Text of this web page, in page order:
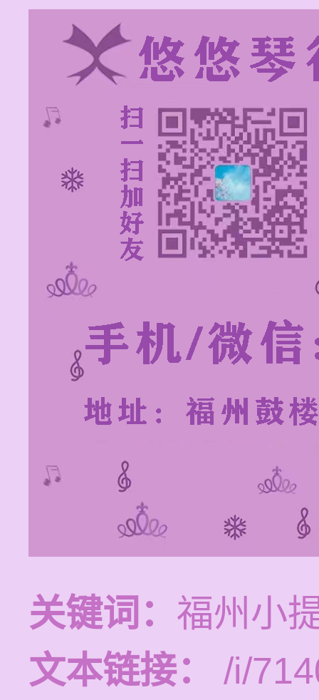
关键词： 福州小
文本链接：
/i/